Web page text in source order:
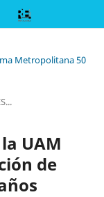
Metropolitana 50
UAM
de